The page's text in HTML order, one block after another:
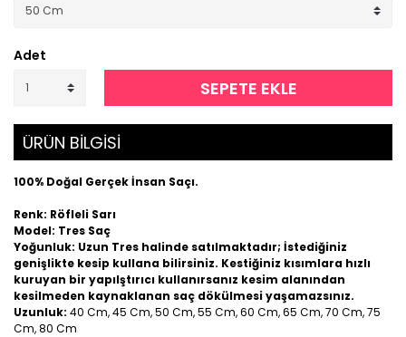
Adet
SEPETE EKLE
ÜRÜN BİLGİSİ
100% Doğal Gerçek İnsan Saçı.
Renk: Röfleli Sarı
Model: Tres Saç
Yoğunluk: Uzun Tres halinde satılmaktadır; İstediğiniz
genişlikte kesip kullana bilirsiniz. Kestiğiniz kısımlara hızlı
kuruyan bir yapılştırıcı kullanırsanız kesim alanından
kesilmeden kaynaklanan saç dökülmesi yaşamazsınız.
Uzunluk: 40 Cm, 45 Cm, 50 Cm, 55 Cm, 60 Cm, 65 Cm, 70 Cm, 75
Cm, 80 Cm